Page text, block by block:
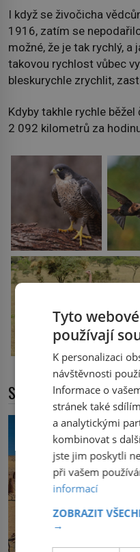
I když se živočicha
1916, zatím se
možné, že je tak rychlý,
takovou rychlost vůbec
bleskurychle zrychlit,
Kdyby takhle rychle
2 092 kilometrů za
SOUVISEJÍCÍ ČLÁNKY
Tyto
používají
K personalizaci
návštěvnosti
Informace o
stránek také
a analytickými
kombinovat s
jste jim poskytli
při vašem
informací
ZOBRAZIT
→